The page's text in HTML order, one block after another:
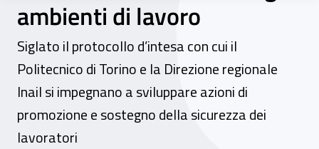
ambienti di lavoro
Siglato il protocollo d’intesa con cui il
Politecnico di Torino e la Direzione regionale
Inail si impegnano a sviluppare azioni di
promozione e sostegno della sicurezza dei
lavoratori